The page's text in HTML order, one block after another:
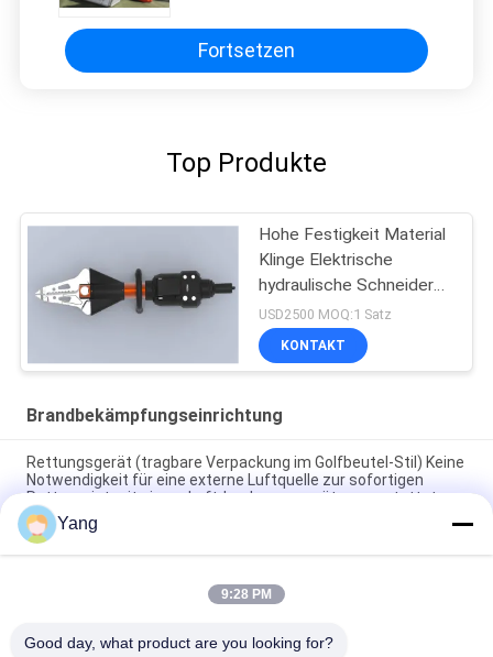
Fortsetzen
Top Produkte
Hohe Festigkeit Material
Klinge Elektrische
hydraulische Schneider
Expandier
USD2500 MOQ:1 Satz
KONTAKT
Brandbekämpfungseinrichtung
Rettungsgerät (tragbare Verpackung im Golfbeutel-Stil) Keine
Notwendigkeit für eine externe Luftquelle zur sofortigen
Rettung, ist mit einem Luftdruckmessgerät ausgestattet.
Unterboden-Kühleinrichtung für Fahrzeuge mit neuer Energie
(Wagen-Typ)
Einrichtung zur Kühlung der Karosserie für Fahrzeuge mit
Yang
9:28 PM
Good day, what product are you looking for?